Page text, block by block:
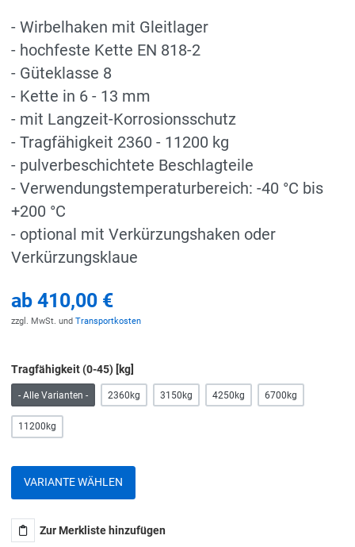
- Wirbelhaken mit Gleitlager
- hochfeste Kette EN 818-2
- Güteklasse 8
- Kette in 6 - 13 mm
- mit Langzeit-Korrosionsschutz
- Tragfähigkeit 2360 - 11200 kg
- pulverbeschichtete Beschlagteile
- Verwendungstemperaturbereich: -40 °C bis
+200 °C
- optional mit Verkürzungshaken oder
Verkürzungsklaue
ab 410,00 €
zzgl. MwSt. und Transportkosten
Tragfähigkeit (0-45) [kg]
- Alle Varianten - 2360kg 3150kg 4250kg 6700kg
11200kg
VARIANTE WÄHLEN
Zur Merkliste hinzufügen